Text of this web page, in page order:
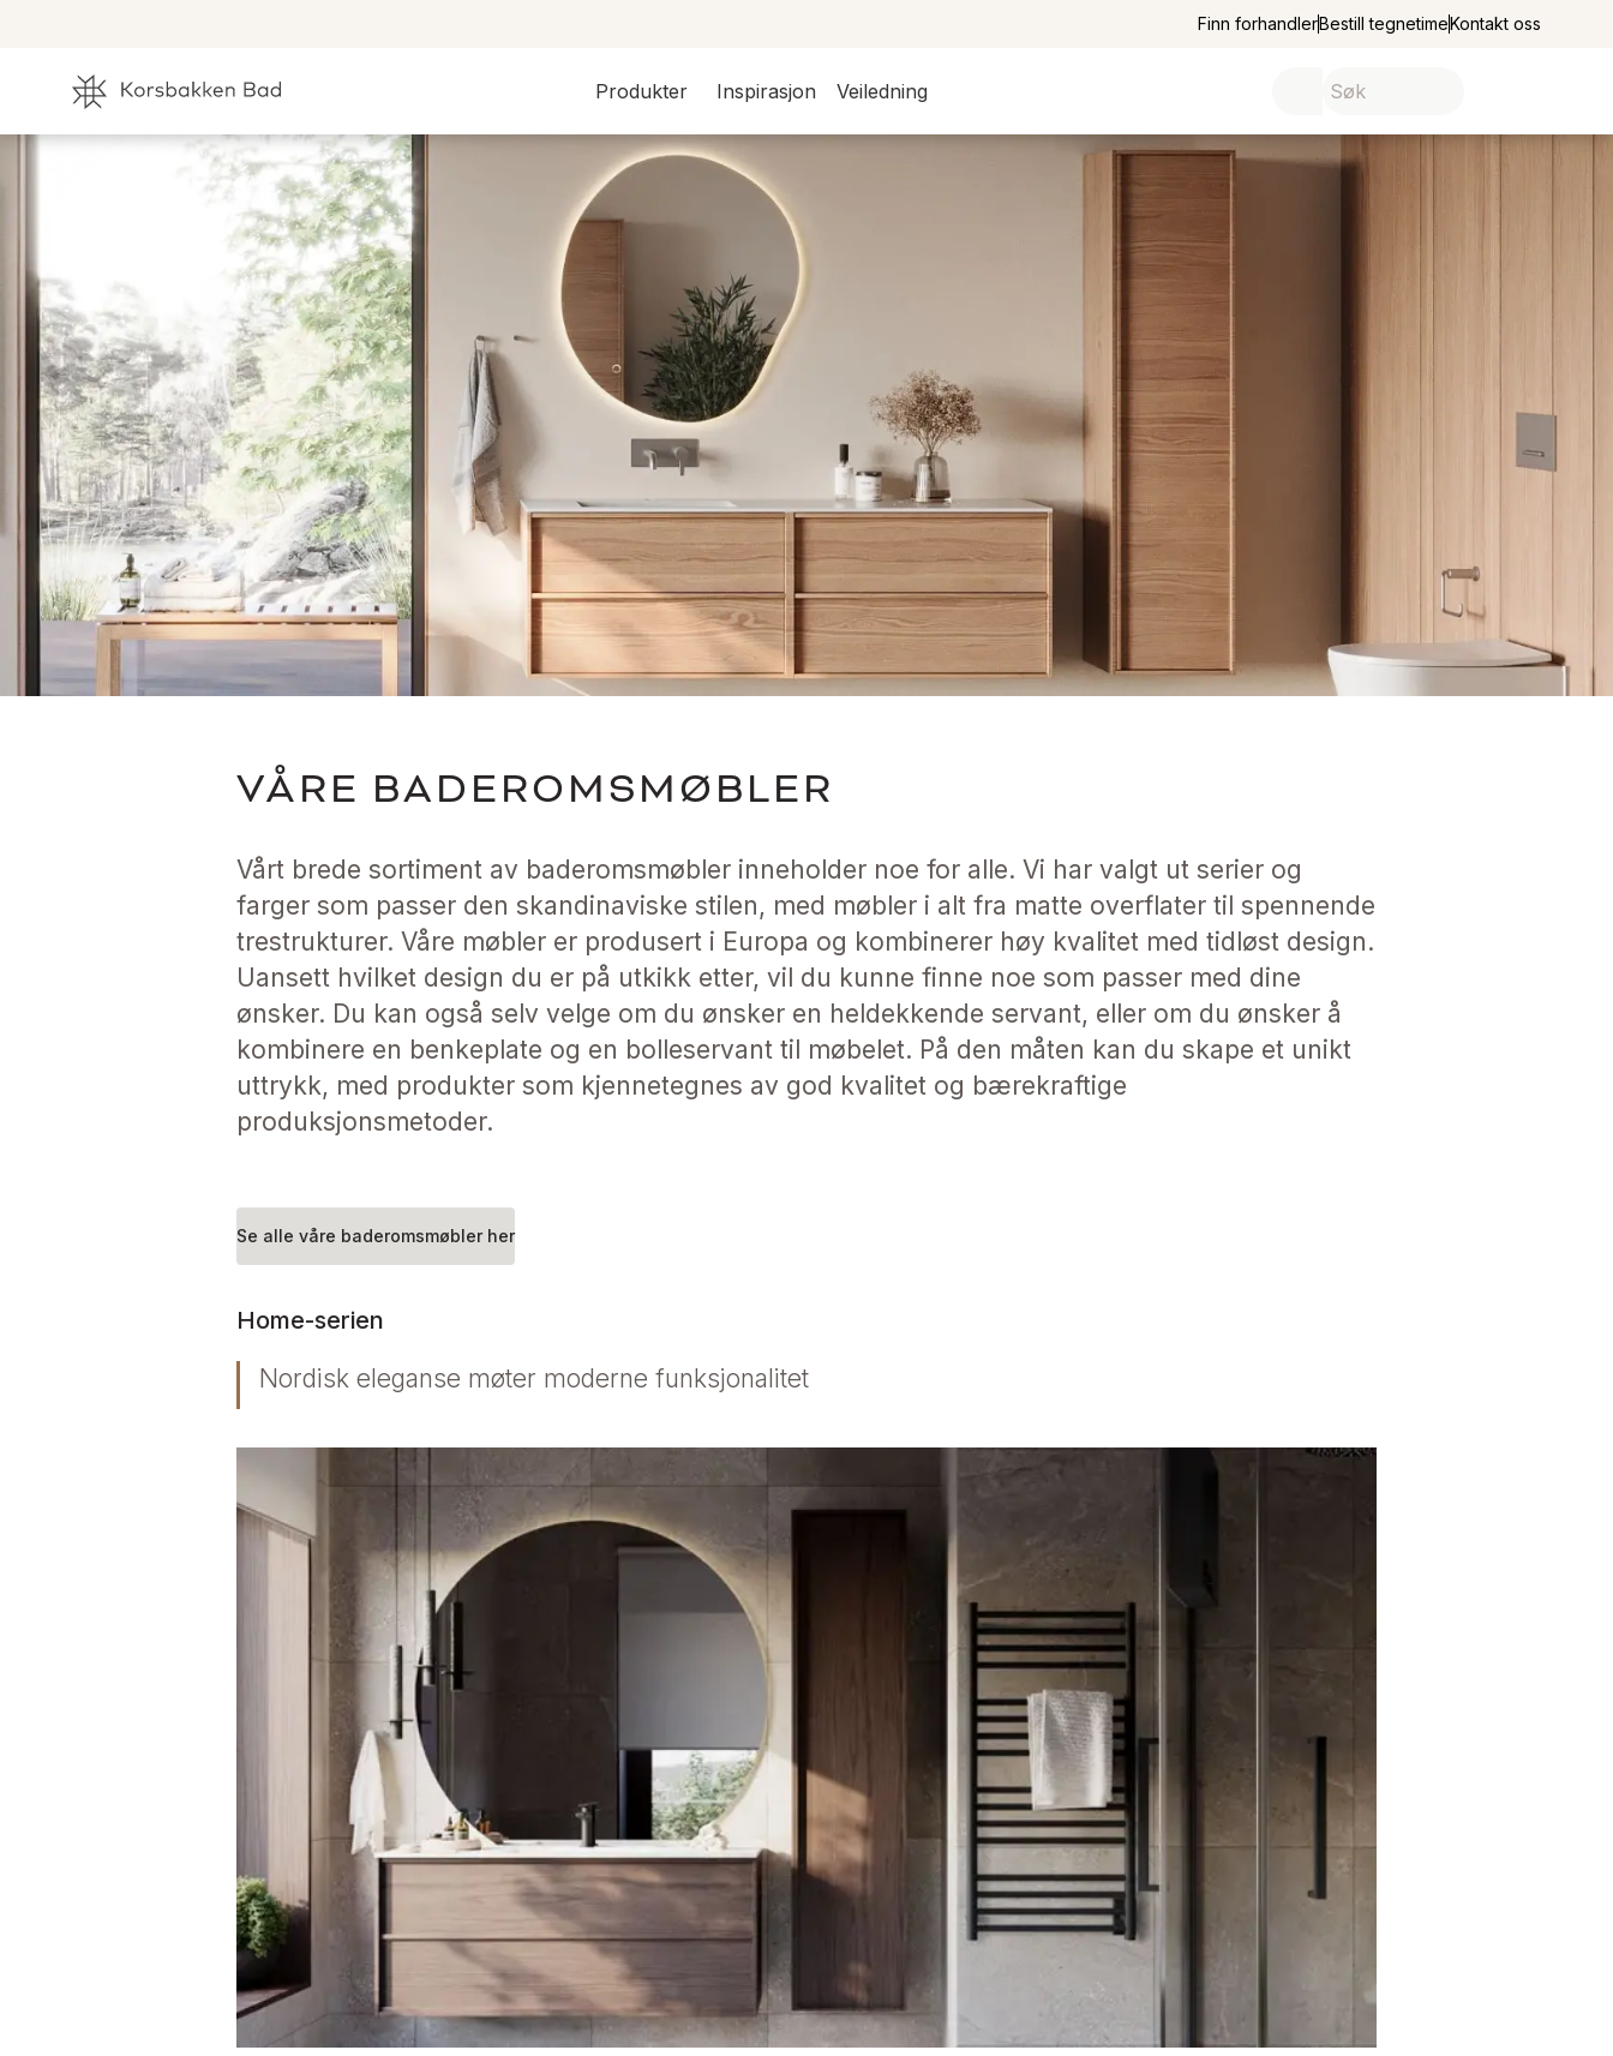
Finn forhandlerBestill tegnetimeKontakt oss
Produkter Inspirasjon Veiledning
VÅRE BADEROMSMØBLER
Vårt brede sortiment av baderomsmøbler inneholder noe for alle. Vi har valgt ut serier og
farger som passer den skandinaviske stilen, med møbler i alt fra matte overflater til spennende
trestrukturer. Våre møbler er produsert i Europa og kombinerer høy kvalitet med tidløst design.
Uansett hvilket design du er på utkikk etter, vil du kunne finne noe som passer med dine
ønsker. Du kan også selv velge om du ønsker en heldekkende servant, eller om du ønsker å
kombinere en benkeplate og en bolleservant til møbelet. På den måten kan du skape et unikt
uttrykk, med produkter som kjennetegnes av god kvalitet og bærekraftige
produksjonsmetoder.
Se alle våre baderomsmøbler her
Home-serien
Nordisk eleganse møter moderne funksjonalitet